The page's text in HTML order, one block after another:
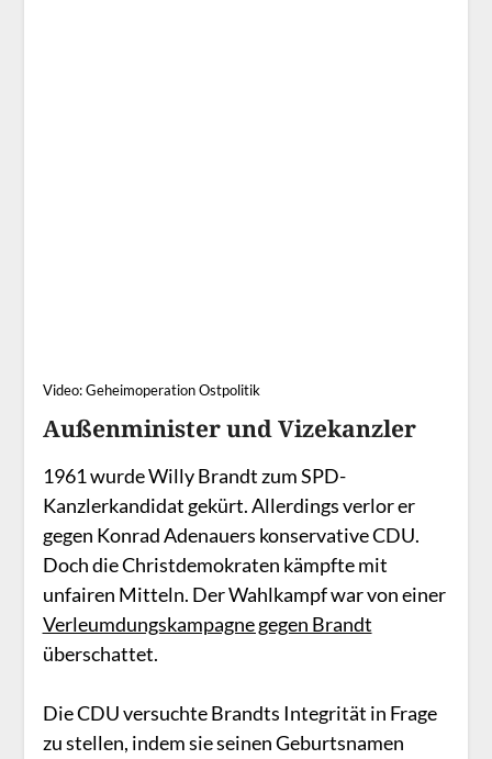
Video: Geheimoperation Ostpolitik
Außenminister und Vizekanzler
1961 wurde Willy Brandt zum SPD-
Kanzlerkandidat gekürt. Allerdings verlor er
gegen Konrad Adenauers konservative CDU.
Doch die Christdemokraten kämpfte mit
unfairen Mitteln. Der Wahlkampf war von einer
Verleumdungskampagne gegen Brandt
überschattet.
Die CDU versuchte Brandts Integrität in Frage
zu stellen, indem sie seinen Geburtsnamen